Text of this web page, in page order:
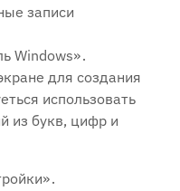
записи
Windows»․
для создания
использовать
из букв‚ цифр и